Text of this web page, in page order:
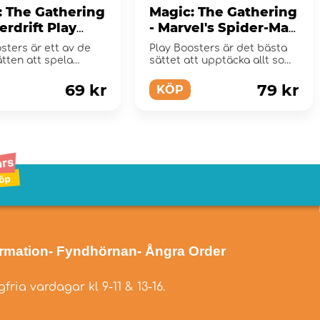
The Gathering
Play
Packär ett av de
att spela
69 kr
Magic: The Gathering
- Marvel's Spider-Man
Play Booster Pack
Play Boosters är det bästa
sättet att upptäcka allt som
KÖP 79 kr
- Fyndhörnan- Ångra Order
vardagar kl 9-11 & 13-16.